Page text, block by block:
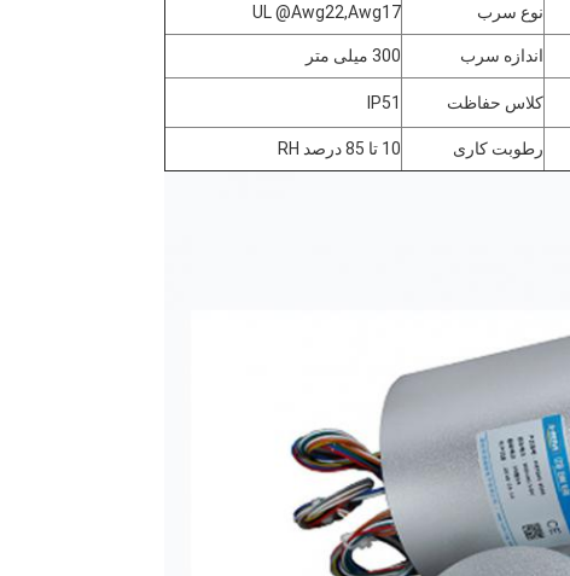
نوع سرب UL @Awg22,Awg17
اندازه سرب
300 میلی متر
کلاس حفاظت IP51
رطوبت کاری 10 تا 85 درصد RH